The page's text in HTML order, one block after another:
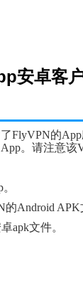
安卓客
FlyVPN的
。请注意该
的Android APK
apk文件。